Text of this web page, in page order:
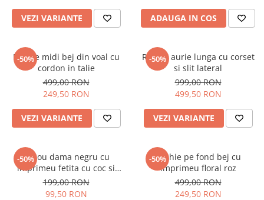
VEZI VARIANTE ADAUGA IN COS
-50%
Rochie midi bej din voal cu
cordon in talie
499,00 RON
249,50 RON
VEZI VARIANTE
-50%
Rochie aurie lunga cu corset
si slit lateral
999,00 RON
499,50 RON
VEZI VARIANTE
-50%
Tricou dama negru cu
imprimeu fetita cu coc si
ochelari albastrii
199,00 RON
99,50 RON
-50%
Rochie pe fond bej cu
imprimeu floral roz
499,00 RON
249,50 RON